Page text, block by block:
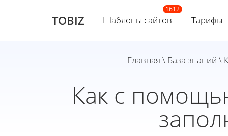
TOBIZ Шаблоны сайтов Тарифы
Главная \ База знаний \
Как с